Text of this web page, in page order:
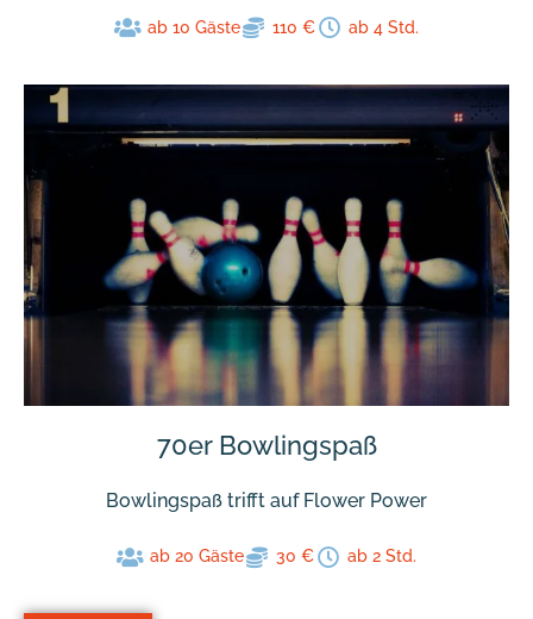
ab 10 Gäste 110 € ab 4 Std.
70er Bowlingspaß
Bowlingspaß trifft auf Flower Power
ab 20 Gäste 30 € ab 2 Std.